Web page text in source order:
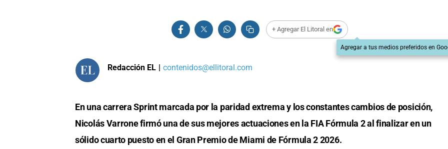
+ Agregar El Litoral en
Agregar a tus medios preferidos en
Redacción EL | contenidos@ellitoral.com
En una carrera Sprint marcada por la paridad extrema y los constantes cambios de posición,
Nicolás Varrone firmó una de sus mejores actuaciones en la FIA Fórmula 2 al finalizar en un
sólido cuarto puesto en el Gran Premio de Miami de Fórmula 2 2026.